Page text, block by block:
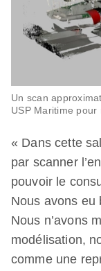
Un scan
USP Maritime pour
« Dans cette
par scanner
pouvoir le
Nous avons eu
Nous n’avons
modélisation,
comme une